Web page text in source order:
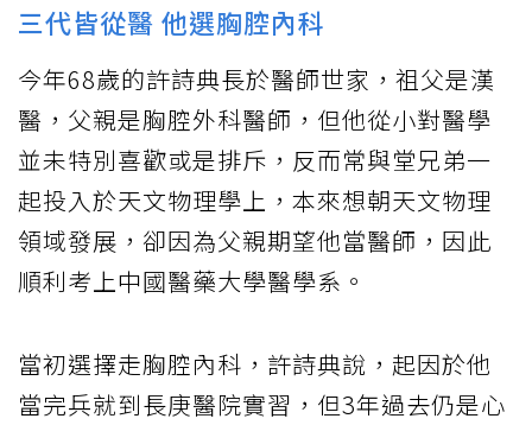
三代皆從醫 他選胸腔內科
今年68歲的許詩典長於醫師世家，祖父是漢
醫，父親是胸腔外科醫師，但他從小對醫學
並未特別喜歡或是排斥，反而常與堂兄弟一
起投入於天文物理學上，本來想朝天文物理
領域發展，卻因為父親期望他當醫師，因此
順利考上中國醫藥大學醫學系。
當初選擇走胸腔內科，許詩典說，起因於他
當完兵就到長庚醫院實習，但3年過去仍是心